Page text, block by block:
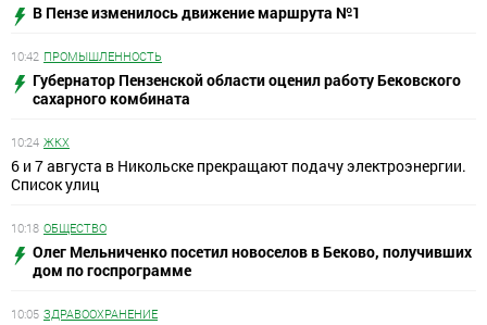
В Пензе изменилось движение маршрута №1
10:42 ПРОМЫШЛЕННОСТЬ
Губернатор Пензенской области оценил работу Бековского
сахарного комбината
10:24 ЖКХ
6 и 7 августа в Никольске прекращают подачу электроэнергии.
Список улиц
10:18 ОБЩЕСТВО
Олег Мельниченко посетил новоселов в Беково, получивших
дом по госпрограмме
10:05 ЗДРАВООХРАНЕНИЕ